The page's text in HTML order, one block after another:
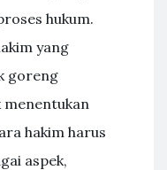
hukum.
yang
goreng
menentukan
hakim harus
aspek,